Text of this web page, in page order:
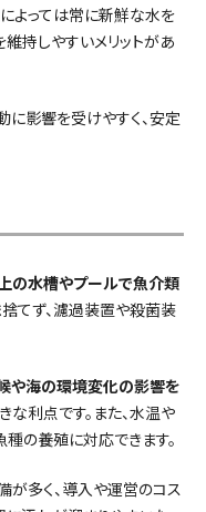
よっては常に新鮮な水を
持しやすいメリットがあ
影響を受けやすく、安定
の水槽やプールで魚介類
てず、濾過装置や殺菌装
や海の環境変化の影響を
な利点です。また、水温や
の養殖に対応できます。
多く、導入や運営のコス